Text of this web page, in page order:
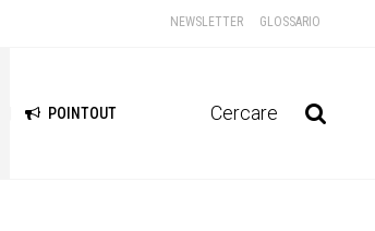
NEWSLETTER GLOSSARIO
Cercare
POINTOUT